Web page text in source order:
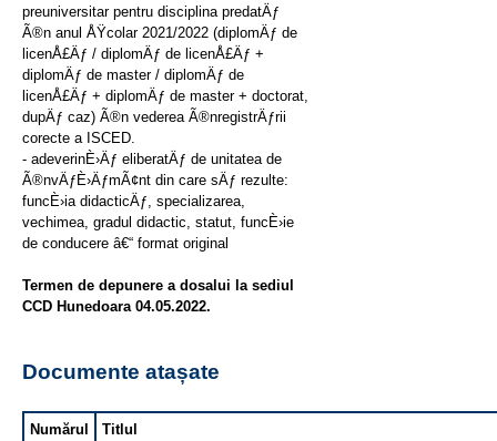
preuniversitar pentru disciplina predatÄƒ
Ã®n anul ÅŸcolar 2021/2022 (diplomÄƒ de
licenÅ£Äƒ / diplomÄƒ de licenÅ£Äƒ +
diplomÄƒ de master / diplomÄƒ de
licenÅ£Äƒ + diplomÄƒ de master + doctorat,
dupÄƒ caz) Ã®n vederea Ã®nregistrÄƒrii
corecte a ISCED.
- adeverinÈ›Äƒ eliberatÄƒ de unitatea de
Ã®nvÄƒÈ›ÄƒmÃ¢nt din care sÄƒ rezulte:
funcÈ›ia didacticÄƒ, specializarea,
vechimea, gradul didactic, statut, funcÈ›ie
de conducere â€“ format original
Termen de depunere a dosalui la sediul
CCD Hunedoara 04.05.2022.
Documente atașate
Numărul
Titlul